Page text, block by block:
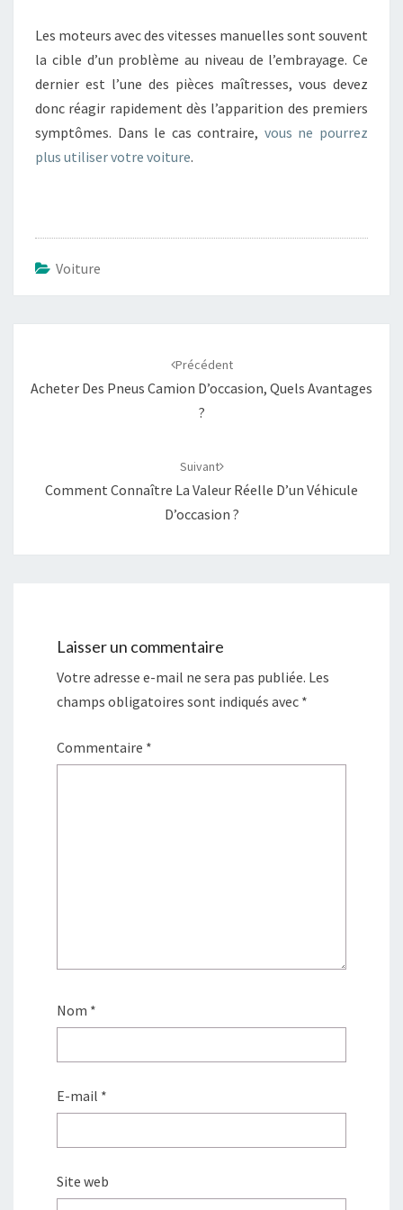
Les moteurs avec des vitesses manuelles sont souvent
la cible d’un problème au niveau de l’embrayage. Ce
dernier est l’une des pièces maîtresses, vous devez
donc réagir rapidement dès l’apparition des premiers
symptômes. Dans le cas contraire, vous ne pourrez
plus utiliser votre voiture.
Voiture
Précédent
Acheter Des Pneus Camion D’occasion, Quels Avantages
?
Suivant
Comment Connaître La Valeur Réelle D’un Véhicule
D’occasion ?
Laisser un commentaire
Votre adresse e-mail ne sera pas publiée. Les
champs obligatoires sont indiqués avec *
Commentaire *
Nom *
E-mail *
Site web